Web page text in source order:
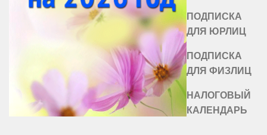
ПОДПИСКА
ДЛЯ ЮРЛИЦ
ПОДПИСКА
ДЛЯ ФИЗЛИЦ
НАЛОГОВЫЙ
КАЛЕНДАРЬ